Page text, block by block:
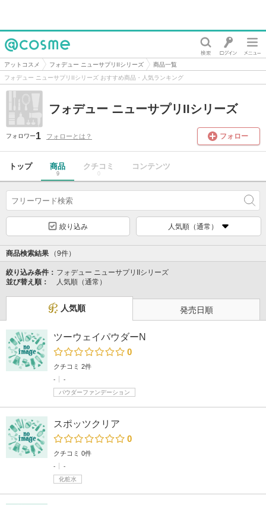
@cosme
アットコスメ フォデュー ニューサプリIIシリーズ
商品一覧
フォデュー ニューサプリIIシリーズ おすすめ商品・人気ランキング
フォデュー ニューサプリIIシリーズ
フォロワー1 フォローとは？ フォロー
トップ 商品
9
クチコミ
0
コンテンツ
絞り込み 人気順（通常）
商品検索結果 （9件）
絞り込み条件： フォデュー ニューサプリIIシリーズ
並び替え順：
人気順（通常）
人気順 発売日順
ツーウェイパウダーN
0
クチコミ 2件
-
-
パウダーファンデーション
スポッツクリア
0
クチコミ 0件
-
-
化粧水